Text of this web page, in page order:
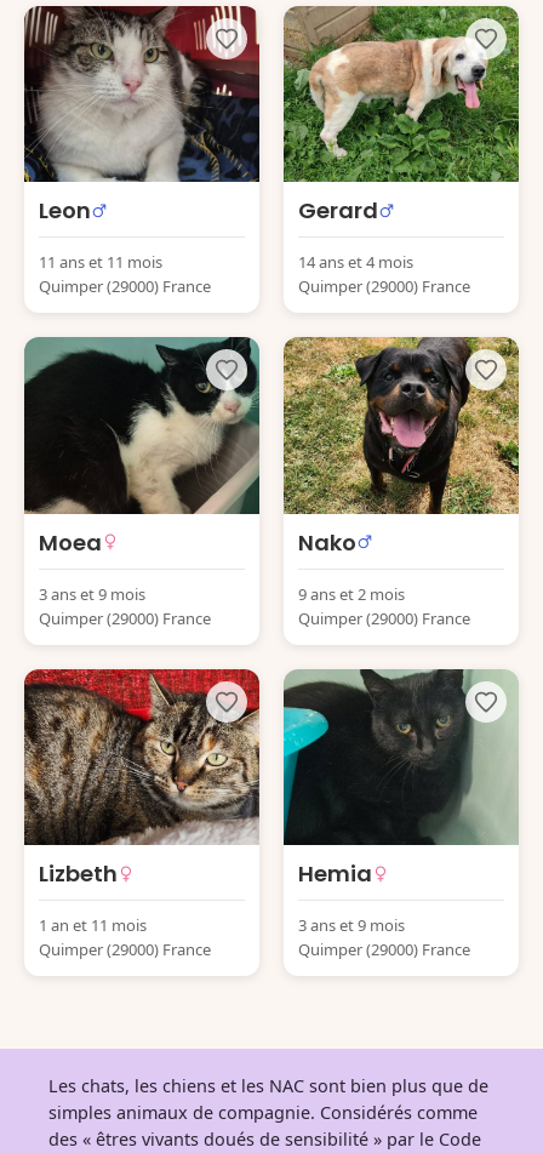
Leon
11 ans et 11 mois
Quimper (29000) France
Gerard
14 ans et 4 mois
Quimper (29000) France
Moea
3 ans et 9 mois
Quimper (29000) France
Nako
9 ans et 2 mois
Quimper (29000) France
Lizbeth
1 an et 11 mois
Quimper (29000) France
Hemia
3 ans et 9 mois
Quimper (29000) France
Les chats, les chiens et les NAC sont bien plus que de
simples animaux de compagnie. Considérés comme
des « êtres vivants doués de sensibilité » par le Code